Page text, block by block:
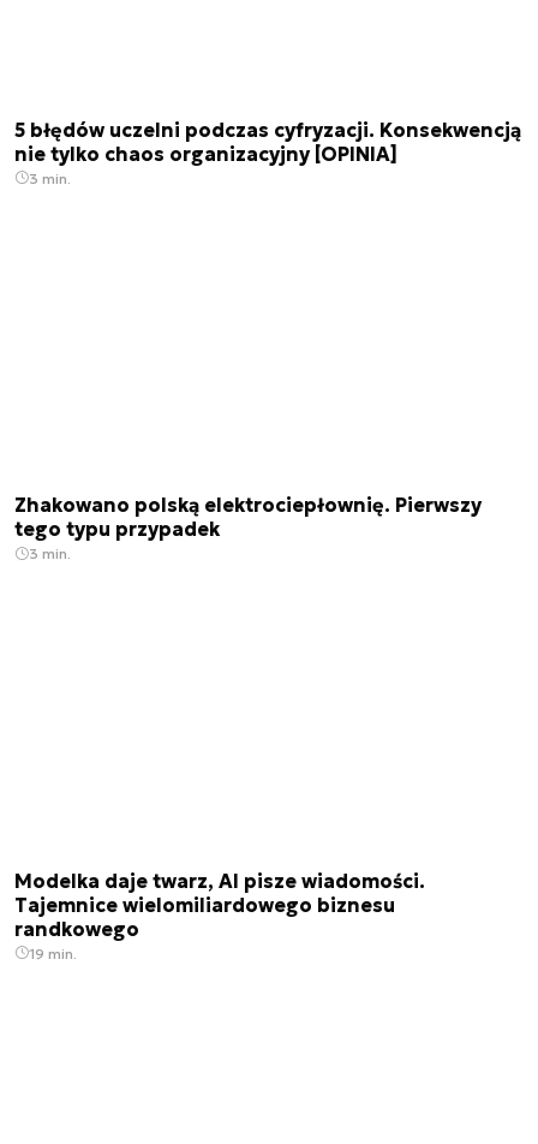
5 błędów uczelni podczas cyfryzacji. Konsekwencją
nie tylko chaos organizacyjny [OPINIA]
3 min.
Zhakowano polską elektrociepłownię. Pierwszy
tego typu przypadek
3 min.
Modelka daje twarz, AI pisze wiadomości.
Tajemnice wielomiliardowego biznesu
randkowego
19 min.